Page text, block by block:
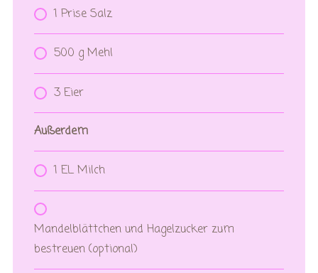
1 Prise Salz
500 g Mehl
3 Eier
Außerdem
1 EL Milch
Mandelblättchen und Hagelzucker zum
bestreuen (optional)